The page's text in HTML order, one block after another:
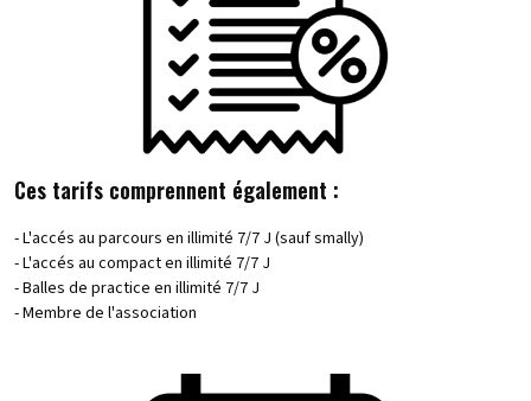
Ces tarifs comprennent également :
- L'accés au parcours en illimité 7/7 J (sauf smally)
- L'accés au compact en illimité 7/7 J
- Balles de practice en illimité 7/7 J
- Membre de l'association